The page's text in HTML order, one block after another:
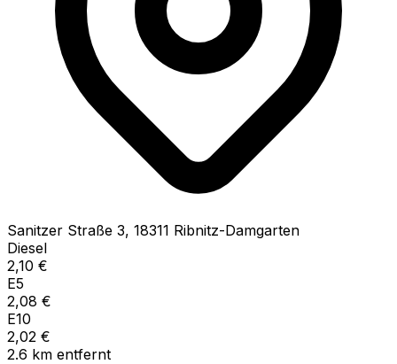
Sanitzer Straße 3, 18311 Ribnitz-Damgarten
Diesel
2,10 €
E5
2,08 €
E10
2,02 €
2.6 km entfernt